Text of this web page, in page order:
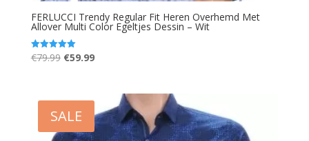
FERLUCCI Trendy Regular Fit Heren Overhemd Met
Allover Multi Color Egeltjes Dessin – Wit
Gewaardeerd
5.00
€79.99 Oorspronkelijke
€79.99.
€59.99Huidige
€59.99.
SALE